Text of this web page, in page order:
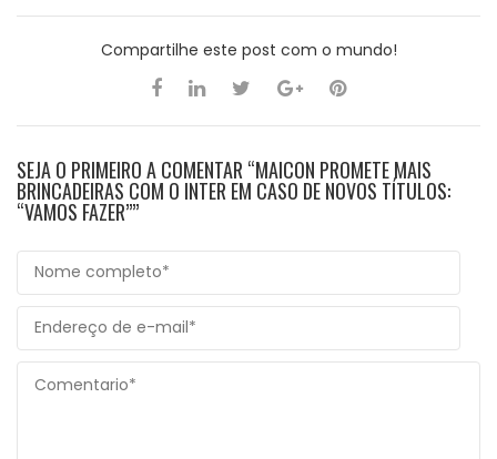
Compartilhe este post com o mundo!
SEJA O PRIMEIRO A COMENTAR “MAICON PROMETE MAIS
BRINCADEIRAS COM O INTER EM CASO DE NOVOS TÍTULOS:
“VAMOS FAZER””